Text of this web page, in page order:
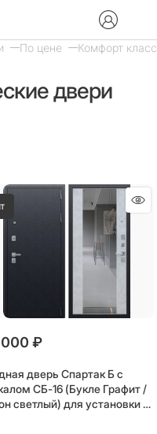
По цене Комфорт
двери
₽
дверь Спартак Б с
СБ-16 (Букле Графит /
светлый) для установки в